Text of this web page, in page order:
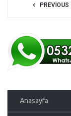
PREVIOUS
Anasayfa